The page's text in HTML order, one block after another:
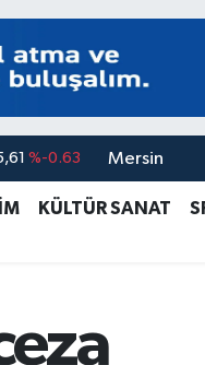
%-0.63
%0.16
%70
Mersin
KÜLTÜR SANAT